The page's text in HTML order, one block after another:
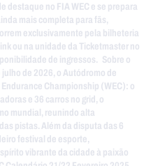
destaque no FIA WEC e se prepara
mais completa para fãs,
exclusivamente pela bilheteria
ou na unidade da Ticketmaster no
de ingressos. Sobre o
julho de 2026, o Autódromo de
Championship (WEC): o
e 36 carros no grid, o
mundial, reunindo alta
pistas. Além da disputa das 6
festival de esporte,
vibrante da cidade à paixão